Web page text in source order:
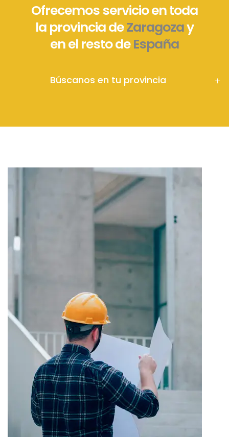
Ofrecemos servicio en toda
la provincia deZaragozay
en el resto deEspaña
Búscanos en tu provincia